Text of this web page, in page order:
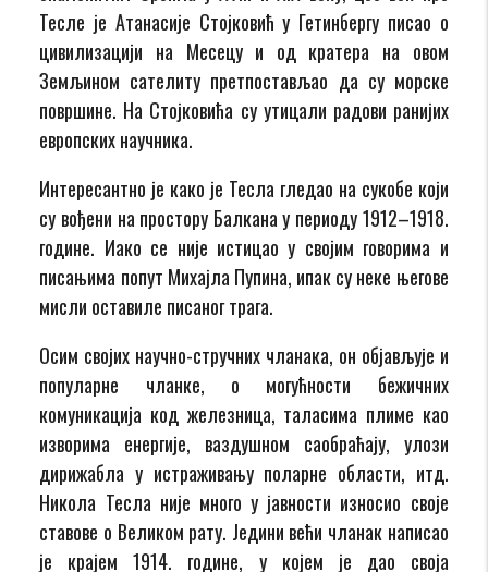
Тесле је Атанасије Стојковић у Гетинбергу писао о
цивилизацији на Месецу и од кратера на овом
Земљином сателиту претпостављао да су морске
површине. На Стојковића су утицали радови ранијих
европских научника.
Интересантно је како је Тесла гледао на сукобе који
су вођени на простору Балкана у периоду 1912–1918.
године. Иако се није истицао у својим говорима и
писањима попут Михајла Пупина, ипак су неке његове
мисли оставиле писаног трага.
Осим својих научно-стручних чланака, он објављује и
популарне чланке, о могућности бежичних
комуникација код железница, таласима плиме као
изворима енергије, ваздушном саобраћају, улози
дирижабла у истраживању поларне области, итд.
Никола Тесла није много у јавности износио своје
ставове о Великом рату. Једини већи чланак написао
је крајем 1914. године, у којем је дао своја